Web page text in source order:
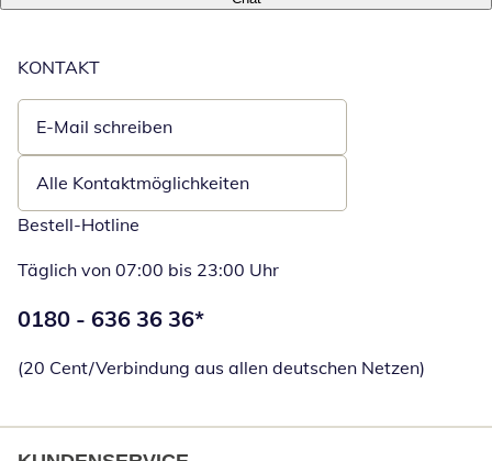
KONTAKT
E-Mail schreiben
Öffnet E-Mail-Client
Alle Kontaktmöglichkeiten
Bestell-Hotline
Täglich von 07:00 bis 23:00 Uhr
Telefonnummer:
0180 - 636 36 36*
(20 Cent/Verbindung aus allen deutschen Netzen)